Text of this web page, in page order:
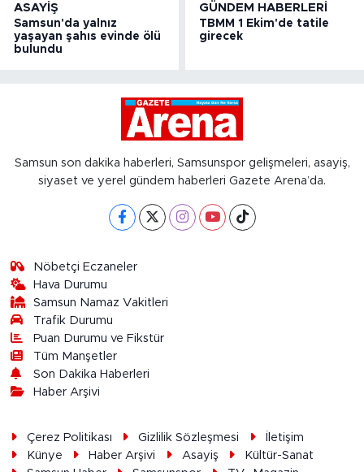
ASAYIŞ
Samsun'da yalnız
yaşayan şahıs evinde ölü
bulundu
GÜNDEM HABERLERI
TBMM 1 Ekim'de tatile
girecek
Samsun son dakika haberleri, Samsunspor gelişmeleri, asayiş,
siyaset ve yerel gündem haberleri Gazete Arena’da.
Nöbetçi Eczaneler
Hava Durumu
Samsun Namaz Vakitleri
Trafik Durumu
Puan Durumu ve Fikstür
Tüm Manşetler
Son Dakika Haberleri
Haber Arşivi
Çerez Politikası Gizlilik Sözleşmesi
İletişim
Künye
Haber Arşivi Asayiş
Kültür-Sanat